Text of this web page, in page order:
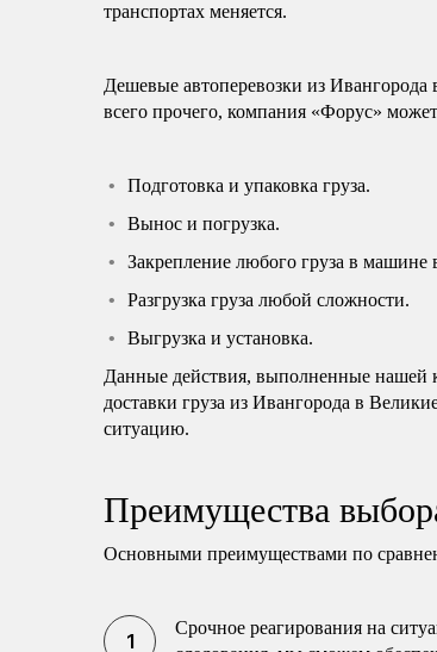
транспортах меняется.
Дешевые автоперевозки из
всего прочего, компания «Форус»
Подготовка и упаковка груза.
Вынос и погрузка.
Закрепление любого груза в машине
Разгрузка груза любой сложности.
Выгрузка и установка.
Данные действия, выполненные нашей
доставки груза из Ивангорода в
ситуацию.
Преимущества
Основными преимуществами по
Срочное реагирования на